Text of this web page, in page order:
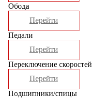
Обода
Перейти
Педали
Перейти
Переключение скоростей
Перейти
Подшипники/спицы